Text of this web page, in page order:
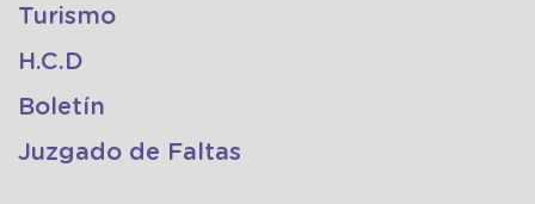
Turismo
H.C.D
Boletín
Juzgado de Faltas